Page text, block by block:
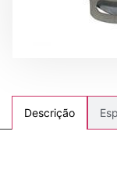
Descrição